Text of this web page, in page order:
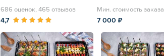
686 оценок, 465 отзывов
4,7
Мин. стоимость заказа
7 000 ₽